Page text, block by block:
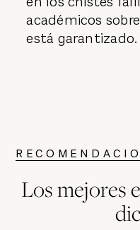
académicos
está garantizado.
Los mejores